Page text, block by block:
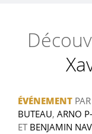
ÉVÉNEMENT PAR
BUTEAU, ARNO
ET BENJAMIN